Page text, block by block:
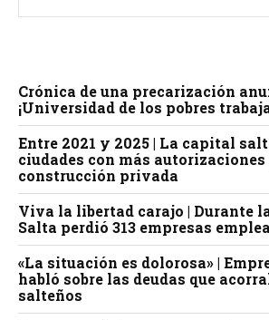
Crónica de una precarización
¡Universidad de los pobres
Entre 2021 y 2025 | La capital
ciudades con más
construcción privada
Viva la libertad carajo | Durante
Salta perdió 313 empresas
«La situación es dolorosa» |
habló sobre las deudas que
salteños